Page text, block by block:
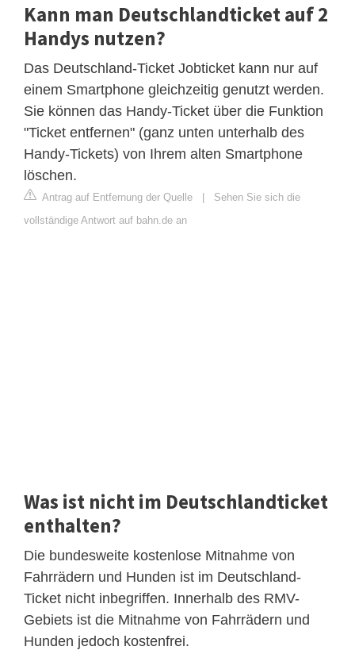
Kann man Deutschlandticket auf 2
Handys nutzen?
Das Deutschland-Ticket Jobticket kann nur auf
einem Smartphone gleichzeitig genutzt werden.
Sie können das Handy-Ticket über die Funktion
"Ticket entfernen" (ganz unten unterhalb des
Handy-Tickets) von Ihrem alten Smartphone
löschen.
Antrag auf Entfernung der Quelle | Sehen Sie sich die
vollständige Antwort auf bahn.de an
Was ist nicht im Deutschlandticket
enthalten?
Die bundesweite kostenlose Mitnahme von
Fahrrädern und Hunden ist im Deutschland-
Ticket nicht inbegriffen. Innerhalb des RMV-
Gebiets ist die Mitnahme von Fahrrädern und
Hunden jedoch kostenfrei.